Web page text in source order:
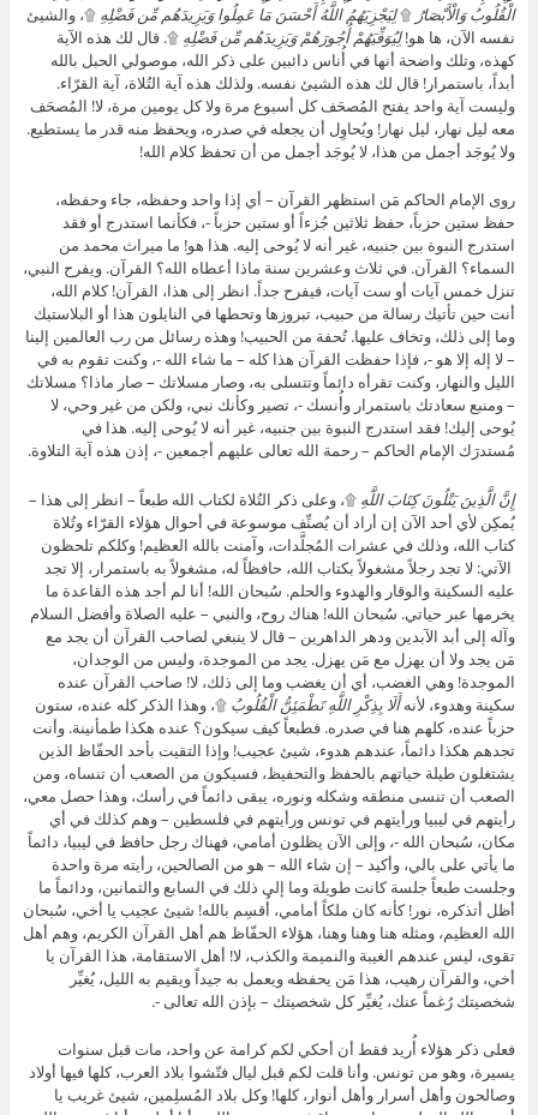
الْقُلُوبُ وَالْأَبْصَارُ ۩لِيَجْزِيَهُمُ اللَّهُ أَحْسَنَ مَا عَمِلُوا وَيَزِيدَهُم مِّن فَضْلِهِ ۩، والشيئ
نفسه الآن، ها هو!لِيُوَفِّيَهُمْ أُجُورَهُمْ وَيَزِيدَهُم مِّن فَضْلِهِ ۩. قال لك هذه الآية
كهذه، وتلك واضحة أنها في أُناس دائبين على ذكر الله، موصولي الحبل بالله
أبداً، باستمرار! قال لك هذه الشيئ نفسه. ولذلك هذه آية التُلاة، آية القرّاء.
وليست آية واحد يفتح المُصحَف كل أسبوع مرة ولا كل يومين مرة، لا! المُصحَف
معه ليل نهار، ليل نهار! ويُحاوِل أن يجعله في صدره، ويحفظ منه قدر ما يستطيع.
ولا يُوجَد أجمل من هذا، لا يُوجَد أجمل من أن تحفظ كلام الله!
روى الإمام الحاكم مَن استظهر القرآن – أي إذا واحد وحفظه، جاء وحفظه،
حفظ ستين حزباً، حفظ ثلاثين جُزءاً أو ستين حزباً -، فكأنما استدرج أو فقد
استدرج النبوة بين جنبيه، غير أنه لا يُوحى إليه. هذا هو! ما ميراث محمد من
السماء؟ القرآن. في ثلاث وعشرين سنة ماذا أعطاه الله؟ القرآن. ويفرح النبي،
تنزل خمس آيات أو ست آيات، فيفرح جداً. انظر إلى هذا، القرآن! كلام الله،
أنت حين تأتيك رسالة من حبيب، تبروزها وتحطها في النايلون هذا أو البلاستيك
وما إلى ذلك، وتخاف عليها. تُحفة من الحبيب! وهذه رسائل من رب العالمين إلينا
– لا إله إلا هو -، فإذا حفظت القرآن هذا كله – ما شاء الله -، وكنت تقوم به في
الليل والنهار، وكنت تقرأه دائماً وتتسلى به، وصار مسلاتك – صار ماذا؟ مسلاتك
– ومنبع سعادتك باستمرار وأُنسك -، تصير وكأنك نبي، ولكن من غير وحي، لا
يُوحى إليك! فقد استدرج النبوة بين جنبيه، غير أنه لا يُوحى إليه. هذا في
مُستدرَك الإمام الحاكم – رحمة الله تعالى عليهم أجمعين -، إذن هذه آية التلاوة.
إِنَّ الَّذِينَ يَتْلُونَ كِتَابَ اللَّهِ ۩، وعلى ذكر التُلاة لكتاب الله طبعاً – انظر إلى هذا –
يُمكِن لأي أحد الآن إن أراد أن يُصنِّف موسوعة في أحوال هؤلاء القرّاء وتُلاة
كتاب الله، وذلك في عشرات المُجلَّدات، وآمنت بالله العظيم! وكلكم تلحظون
الآتي: لا تجد رجلاً مشغولاً بكتاب الله، حافظاً له، مشغولاً به باستمرار، إلا تجد
عليه السكينة والوقار والهدوء والحلم. سُبحان الله! أنا لم أجد هذه القاعدة ما
يخرمها عبر حياتي. سُبحان الله! هناك روح، والنبي – عليه الصلاة وأفضل السلام
وآله إلى أبد الآبدين ودهر الداهرين – قال لا ينبغي لصاحب القرآن أن يجد مع
مَن يجد ولا أن يهزل مع مَن يهزل. يجد من الموجدة، وليس من الوجدان،
الموجدة! وهي الغضب، أي أن يغضب وما إلى ذلك، لا! صاحب القرآن عنده
سكينة وهدوء، لأنهأَلَا بِذِكْرِ اللَّهِ تَطْمَئِنُّ الْقُلُوبُ ۩، وهذا الذكر كله عنده، ستون
حزباً عنده، كلهم هنا في صدره. فطبعاً كيف سيكون؟ عنده هكذا طمأنينة. وأنت
تجدهم هكذا دائماً، عندهم هدوء، شيئ عجيب! وإذا التقيت بأحد الحفّاظ الذين
يشتغلون طيلة حياتهم بالحفظ والتحفيظ، فسيكون من الصعب أن تنساه، ومن
الصعب أن تنسى منطقه وشكله ونوره، يبقى دائماً في رأسك، وهذا حصل معي،
رأيتهم في ليبيا ورأيتهم في تونس ورأيتهم في فلسطين – وهم كذلك في أي
مكان، سُبحان الله -، وإلى الآن يظلون أمامي، فهناك رجل حافظ في ليبيا، دائماً
ما يأتي على بالي، وأكيد – إن شاء الله – هو من الصالحين، رأيته مرة واحدة
وجلست طبعاً جلسة كانت طويلة وما إلى ذلك في السابع والثمانين، ودائماً ما
أظل أتذكره، نور! كأنه كان ملكاً أمامي، أُقسِم بالله! شيئ عجيب يا أخي، سُبحان
الله العظيم، ومثله هنا وهنا وهنا، هؤلاء الحفّاظ هم أهل القرآن الكريم، وهم أهل
تقوى، ليس عندهم الغيبة والنميمة والكذب، لا! أهل الاستقامة، هذا القرآن يا
أخي، والقرآن رهيب، هذا مَن يحفظه ويعمل به جيداً ويقيم به الليل، يُغيِّر
شخصيتك رُغماً عنك، يُغيِّر كل شخصيتك – بإذن الله تعالى -.
فعلى ذكر هؤلاء أُريد فقط أن أحكي لكم كرامة عن واحد، مات قبل سنوات
يسيرة، وهو من تونس. وأنا قلت لكم قبل ليال فتّشوا بلاد العرب، كلها فيها أولاد
وصالحون وأهل أسرار وأهل أنوار، كلها! وكل بلاد المُسلِمين، شيئ غريب يا